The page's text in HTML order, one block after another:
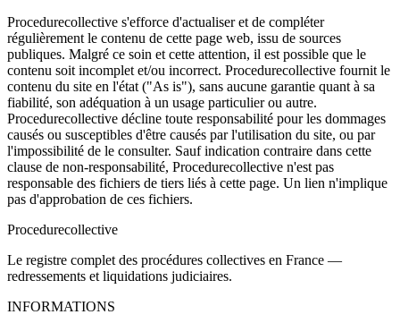
Procedurecollective s'efforce d'actualiser et de compléter
régulièrement le contenu de cette page web, issu de sources
publiques. Malgré ce soin et cette attention, il est possible que le
contenu soit incomplet et/ou incorrect. Procedurecollective fournit le
contenu du site en l'état ("As is"), sans aucune garantie quant à sa
fiabilité, son adéquation à un usage particulier ou autre.
Procedurecollective décline toute responsabilité pour les dommages
causés ou susceptibles d'être causés par l'utilisation du site, ou par
l'impossibilité de le consulter. Sauf indication contraire dans cette
clause de non-responsabilité, Procedurecollective n'est pas
responsable des fichiers de tiers liés à cette page. Un lien n'implique
pas d'approbation de ces fichiers.
Procedurecollective
Le registre complet des procédures collectives en France —
redressements et liquidations judiciaires.
INFORMATIONS